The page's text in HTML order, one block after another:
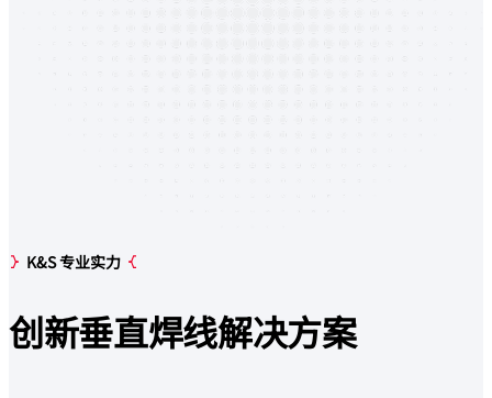
K&S 专业实力
创新垂直焊线解决方案